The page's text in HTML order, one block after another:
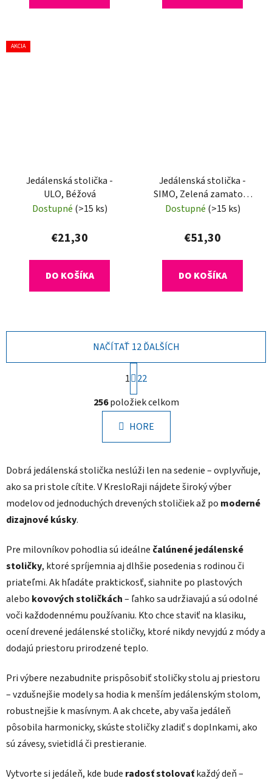
AKCIA
Jedálenská stolička -
ULO, Béžová
Dostupné (>15 ks)
€21,30
DO KOŠÍKA
Jedálenská stolička -
SIMO, Zelená zamatová
látka
Dostupné (>15 ks)
€51,30
DO KOŠÍKA
O
v
á
d
c
i
e
k
y
v
ý
p
i
s
u
NAČÍTAŤ 12 ĎALŠÍCH
S
t
r
á
n
k
n
i
1
22
256položiek celkom
HORE
Dobrá jedálenská stolička neslúži len na sedenie – ovplyvňuje,
ako sa pri stole cítite. V KresloRaji nájdete široký výber
modelov od jednoduchých drevených stoličiek až po moderné
dizajnové kúsky.
Pre milovníkov pohodlia sú ideálne čalúnené jedálenské
stoličky, ktoré spríjemnia aj dlhšie posedenia s rodinou či
priateľmi. Ak hľadáte praktickosť, siahnite po plastových
alebo kovových stoličkách– ľahko sa udržiavajú a sú odolné
voči každodennému používaniu. Kto chce staviť na klasiku,
ocení drevené jedálenské stoličky, ktoré nikdy nevyjdú z módy a
dodajú priestoru prirodzené teplo.
Pri výbere nezabudnite prispôsobiť stoličky stolu aj priestoru
– vzdušnejšie modely sa hodia k menším jedálenským stolom,
robustnejšie k masívnym. A ak chcete, aby vaša jedáleň
pôsobila harmonicky, skúste stoličky zladiť s doplnkami, ako
sú závesy, svietidlá či prestieranie.
Vytvorte si jedáleň, kde bude radosť stolovaťkaždý deň –